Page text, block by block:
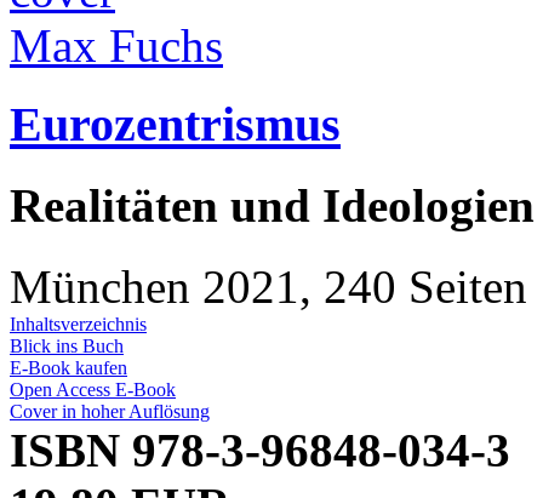
Max Fuchs
Eurozentrismus
Realitäten und Ideologien
München 2021, 240 Seiten
Inhaltsverzeichnis
Blick ins Buch
E-Book kaufen
Open Access E-Book
Cover in hoher Auflösung
ISBN 978-3-96848-034-3